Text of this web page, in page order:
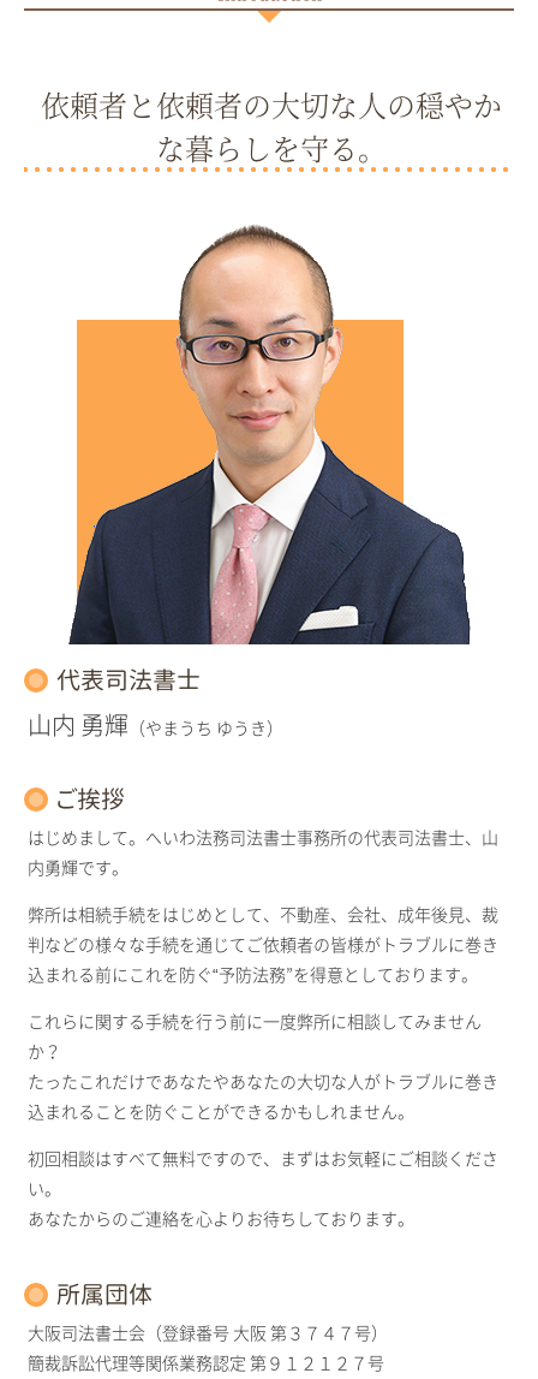
依頼者と依頼者の大切な人の穏やか
な暮らしを守る。
代表司法書士
山内 勇輝 （やまうち ゆうき）
ご挨拶
はじめまして。へいわ法務司法書士事務所の代表司法書士、山
内勇輝です。
弊所は相続手続をはじめとして、不動産、会社、成年後見、裁
判などの様々な手続を通じてご依頼者の皆様がトラブルに巻き
込まれる前にこれを防ぐ“予防法務”を得意としております。
これらに関する手続を行う前に一度弊所に相談してみません
か？
たったこれだけであなたやあなたの大切な人がトラブルに巻き
込まれることを防ぐことができるかもしれません。
初回相談はすべて無料ですので、まずはお気軽にご相談くださ
い。
あなたからのご連絡を心よりお待ちしております。
所属団体
大阪司法書士会（登録番号 大阪 第３７４７号）
簡裁訴訟代理等関係業務認定 第９１２１２７号